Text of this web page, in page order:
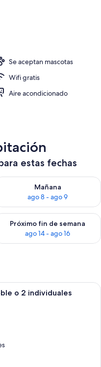
Se aceptan mascotas
Wifi gratis
Aire acondicionado
estas fechas
noche, ago 7 - ago 8
Mañana
ago 8 - ago 9
la disponibilidad
fin de semana, ago 7 -
Próximo fin de semana
ago 14 - ago 16
la disponibilidad
dormitorio con un ventanal
o 2 individuales